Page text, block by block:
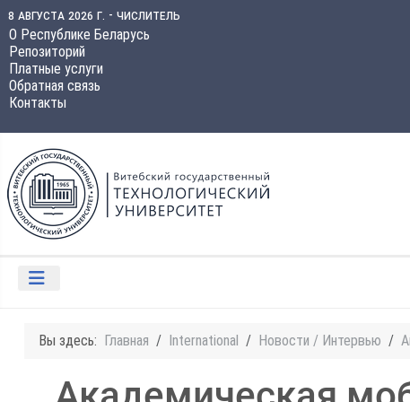
8 августа 2026 г. - числитель
О Республике Беларусь
Репозиторий
Платные услуги
Обратная связь
Контакты
Вы здесь: Главная International Новости / Интервью